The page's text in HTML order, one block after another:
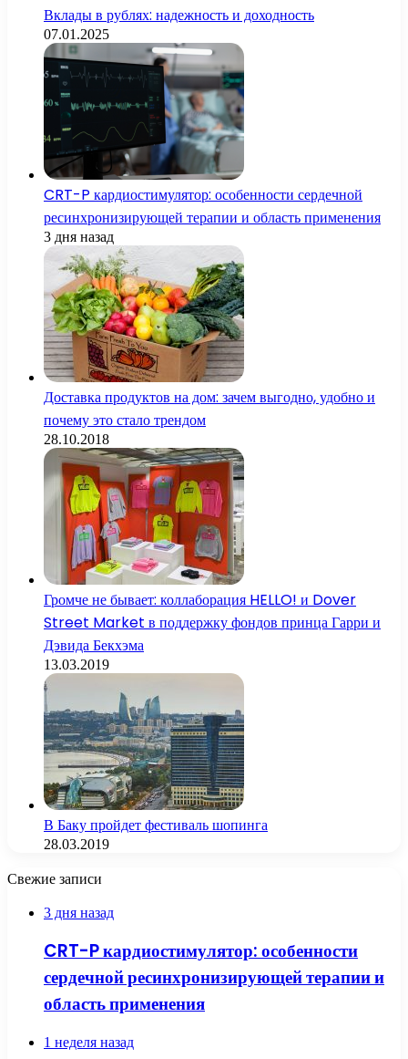
Вклады в рублях: надежность и доходность
07.01.2025
CRT-P кардиостимулятор: особенности сердечной
ресинхронизирующей терапии и область применения
3 дня назад
Доставка продуктов на дом: зачем выгодно, удобно и
почему это стало трендом
28.10.2018
Громче не бывает: коллаборация HELLO! и Dover
Street Market в поддержку фондов принца Гарри и
Дэвида Бекхэма
13.03.2019
В Баку пройдет фестиваль шопинга
28.03.2019
Свежие записи
3 дня назад
CRT-P кардиостимулятор: особенности
сердечной ресинхронизирующей терапии и
область применения
1 неделя назад